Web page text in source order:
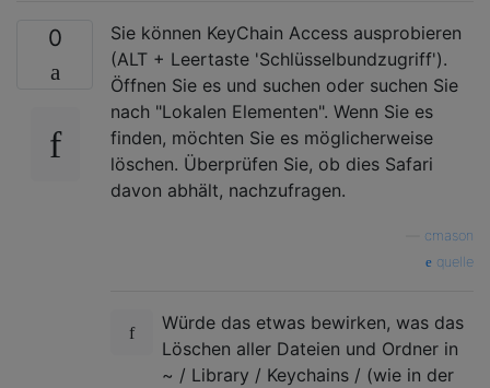
0
Sie können KeyChain Access ausprobieren
(ALT + Leertaste 'Schlüsselbundzugriff').
Öffnen Sie es und suchen oder suchen Sie
nach "Lokalen Elementen". Wenn Sie es
finden, möchten Sie es möglicherweise
löschen. Überprüfen Sie, ob dies Safari
davon abhält, nachzufragen.
cmason
quelle
Würde das etwas bewirken, was das
Löschen aller Dateien und Ordner in
~ / Library / Keychains / (wie in der